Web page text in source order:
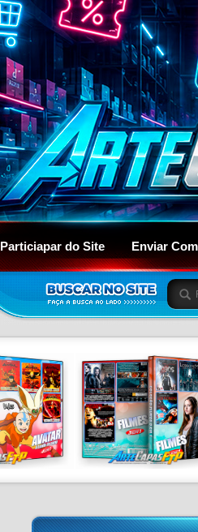
Particiapar do Site Enviar